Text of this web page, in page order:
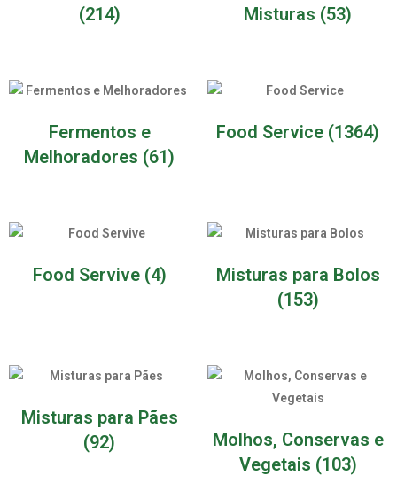
(214) Misturas (53)
Fermentos e
Melhoradores (61)
Food Service (1364)
Food Servive (4)
Misturas para Bolos
(153)
Misturas para Pães
(92)
Molhos, Conservas e
Vegetais (103)